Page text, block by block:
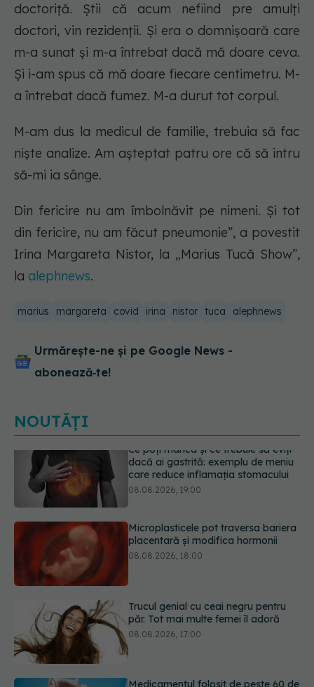
doctoriță. Știi că acum nefiind pre amulți
doctori, vin rezidenții. Și era o domnișoară care
m-a sunat și m-a întrebat dacă mă doare ceva.
Și i-am spus că mă doare fiecare centimetru. M-
a întrebat dacă fumez. M-a durut tot corpul.
M-am dus la medicul de familie, trebuia să fac
niște analize. Am așteptat patru ore că să intru
să-mi ia sânge.
Din fericire nu am îmbolnăvit pe nimeni. Și tot
din fericire, nu am făcut pneumonie”, a povestit
Irina Margareta Nistor, la „Marius Tucă Show”,
la alephnews.
marius margareta covid irina nistor tuca alephnews
Urmărește-ne și pe Google News -
abonează‑te!
NOUTĂȚI
Microplasticele pot traversa bariera
placentară și modifica hormonii
Trucul genial cu ceai negru pentru
păr. Tot mai multe femei îl adoră
Medicamentul folosit de peste 60 de
ani care acționează într-un loc